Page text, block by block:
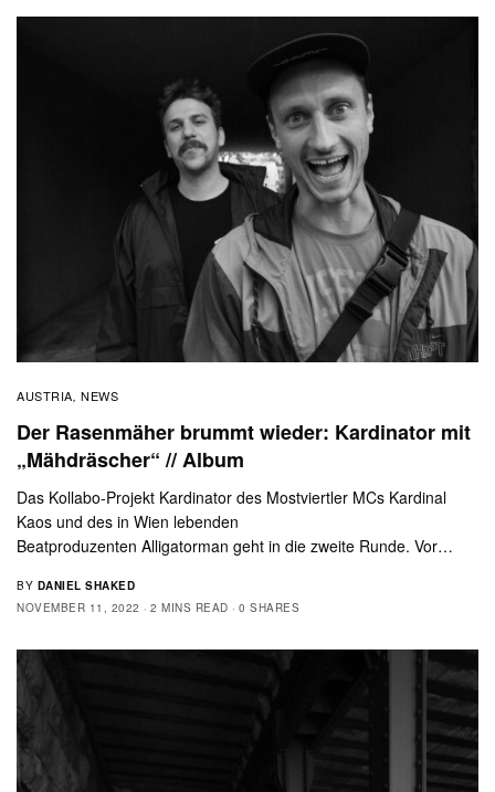
AUSTRIA, NEWS
Der Rasenmäher brummt wieder: Kardinator mit
„Mähdräscher“ // Album
Das Kollabo-Projekt Kardinator des Mostviertler MCs Kardinal
Kaos und des in Wien lebenden
Beatproduzenten Alligatorman geht in die zweite Runde. Vor…
BY DANIEL SHAKED
NOVEMBER 11, 2022
2 MINS READ 0 SHARES